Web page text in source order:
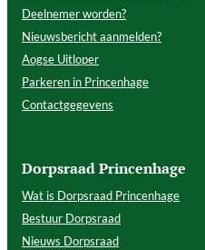
Deelnemer worden?
Nieuwsbericht aanmelden?
Aogse Uitloper
Parkeren in Princenhage
Contactgegevens
Dorpsraad Princenhage
Wat is Dorpsraad Princenhage
Bestuur Dorpsraad
Nieuws Dorpsraad